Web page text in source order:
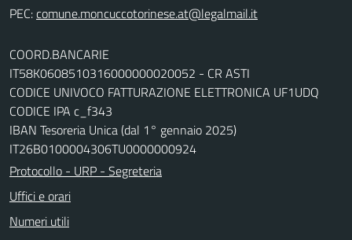
PEC:comune.moncuccotorinese.at@legalmail.it
COORD.BANCARIE
IT58K0608510316000000020052 - CR ASTI
CODICE UNIVOCO FATTURAZIONE ELETTRONICA UF1UDQ
CODICE IPA c_f343
IBAN Tesoreria Unica (dal 1° gennaio 2025)
IT26B0100004306TU0000000924
Protocollo - URP - Segreteria
Uffici e orari
Numeri utili